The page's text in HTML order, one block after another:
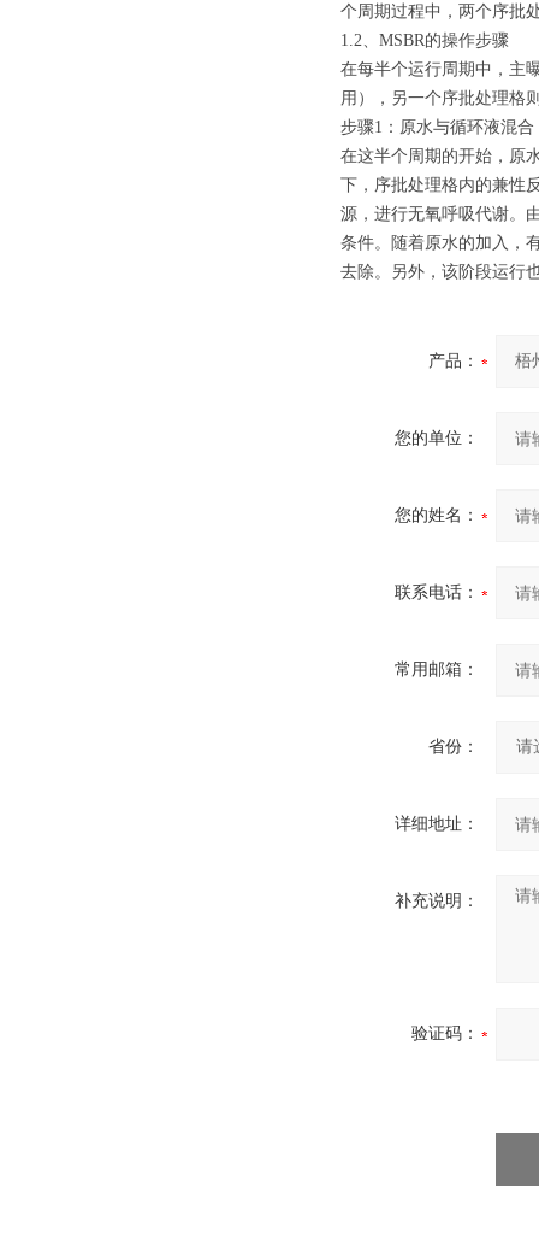
个周期过程中，两个序批
1.2、MSBR的操作步骤
在每半个运行周期中，主
用），另一个序批处理格
步骤1：原水与循环液混
在这半个周期的开始，原
下，序批处理格内的兼性
源，进行无氧呼吸代谢。
条件。随着原水的加入，
去除。另外，该阶段运行
产品：
您的单位：
您的姓名：
联系电话：
常用邮箱：
省份：
详细地址：
补充说明：
验证码：